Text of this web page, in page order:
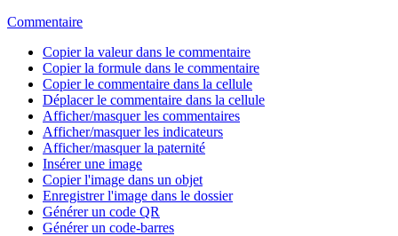
Commentaire
Copier la valeur dans le commentaire
Copier la formule dans le commentaire
Copier le commentaire dans la cellule
Déplacer le commentaire dans la cellule
Afficher/masquer les commentaires
Afficher/masquer les indicateurs
Afficher/masquer la paternité
Insérer une image
Copier l'image dans un objet
Enregistrer l'image dans le dossier
Générer un code QR
Générer un code-barres